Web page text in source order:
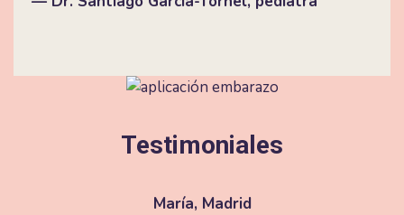
Testimoniales
María, Madrid